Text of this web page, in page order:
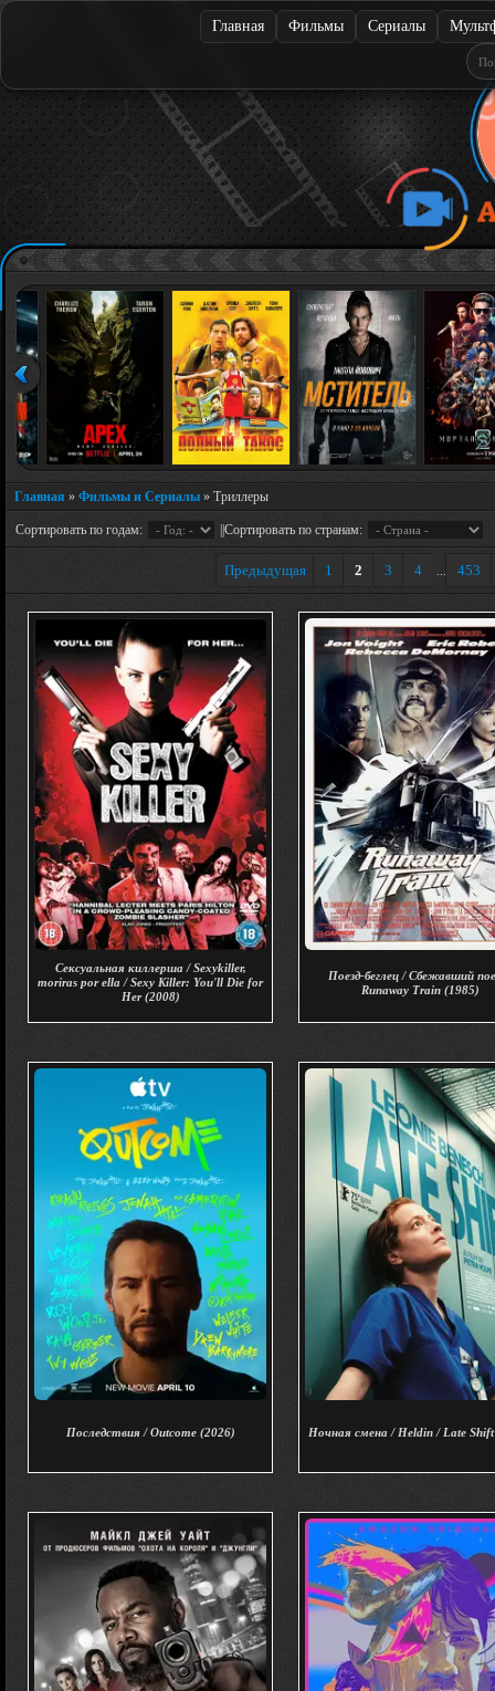
Главная Фильмы Сериалы
Главная » Фильмы и Сериалы » Триллеры
Сортировать по годам: ||Сортировать по странам:
Предыдущая 1 2 3 4 ... 453
Сексуальная киллерша / Sexykiller,
moriras por ella / Sexy Killer: You'll Die for
Her (2008)
Поезд-беглец / Сбежавший
Runaway Train (1985)
Последствия / Outcome (2026) Ночная смена / Heldin / Late